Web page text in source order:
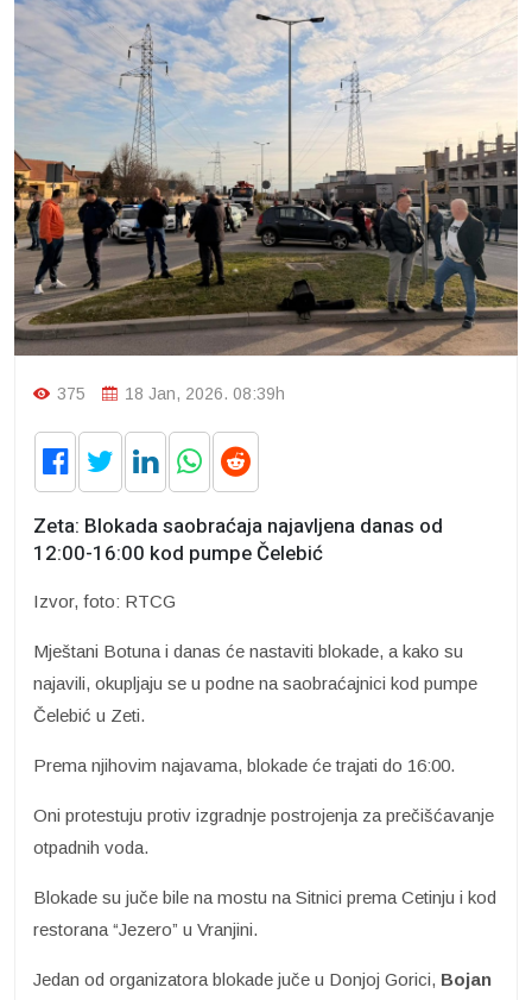
375 18 Jan, 2026. 08:39h
Zeta: Blokada saobraćaja najavljena danas od
12:00-16:00 kod pumpe Čelebić
Izvor, foto: RTCG
Mještani Botuna i danas će nastaviti blokade, a kako su
najavili, okupljaju se u podne na saobraćajnici kod pumpe
Čelebić u Zeti.
Prema njihovim najavama, blokade će trajati do 16:00.
Oni protestuju protiv izgradnje postrojenja za prečišćavanje
otpadnih voda.
Blokade su juče bile na mostu na Sitnici prema Cetinju i kod
restorana “Jezero” u Vranjini.
Jedan od organizatora blokade juče u Donjoj Gorici, Bojan